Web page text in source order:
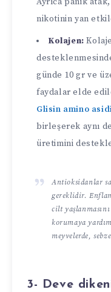
nikotinin yan
Kolajen:
günde 10 gr ve
faydalar elde
Glisin amino
birleşerek aynı
üretimini
Antioksidanlar
gereklidir.
cilt
korumaya
meyvelerde,
3- Deve